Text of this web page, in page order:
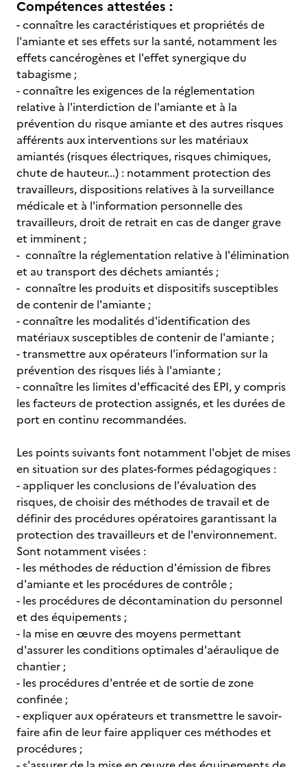
Compétences attestées :
- connaître les caractéristiques et propriétés de
l'amiante et ses effets sur la santé, notamment les
effets cancérogènes et l'effet synergique du
tabagisme ;
- connaître les exigences de la réglementation
relative à l'interdiction de l'amiante et à la
prévention du risque amiante et des autres risques
afférents aux interventions sur les matériaux
amiantés (risques électriques, risques chimiques,
chute de hauteur...) : notamment protection des
travailleurs, dispositions relatives à la surveillance
médicale et à l'information personnelle des
travailleurs, droit de retrait en cas de danger grave
et imminent ;
- connaître la réglementation relative à l'élimination
et au transport des déchets amiantés ;
- connaître les produits et dispositifs susceptibles
de contenir de l'amiante ;
- connaître les modalités d'identification des
matériaux susceptibles de contenir de l'amiante ;
- transmettre aux opérateurs l'information sur la
prévention des risques liés à l'amiante ;
- connaître les limites d'efficacité des EPI, y compris
les facteurs de protection assignés, et les durées de
port en continu recommandées.
Les points suivants font notamment l'objet de mises
en situation sur des plates-formes pédagogiques :
- appliquer les conclusions de l'évaluation des
risques, de choisir des méthodes de travail et de
définir des procédures opératoires garantissant la
protection des travailleurs et de l'environnement.
Sont notamment visées :
- les méthodes de réduction d'émission de fibres
d'amiante et les procédures de contrôle ;
- les procédures de décontamination du personnel
et des équipements ;
- la mise en œuvre des moyens permettant
d'assurer les conditions optimales d'aéraulique de
chantier ;
- les procédures d'entrée et de sortie de zone
confinée ;
- expliquer aux opérateurs et transmettre le savoir-
faire afin de leur faire appliquer ces méthodes et
procédures ;